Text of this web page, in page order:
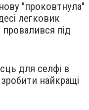
"проковтнула"
легковик
під
для селфі в
найкращі